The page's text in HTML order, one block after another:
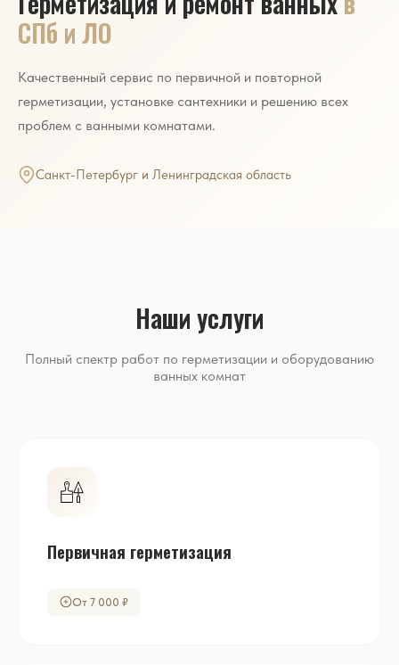
СПб и ЛО
Качественный сервис по первичной и повторной
герметизации, установке сантехники и решению всех
проблем с ванными комнатами.
Санкт-Петербург и Ленинградская область
Наши услуги
Полный спектр работ по герметизации и оборудованию
ванных комнат
Первичная герметизация
От 7 000 ₽